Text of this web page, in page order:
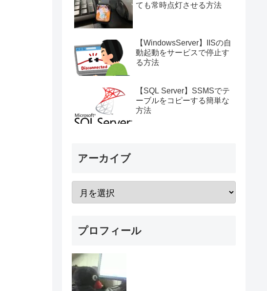
ても常時点灯させる方法
【WindowsServer】IISの自
動起動をサービスで停止す
る方法
【SQL Server】SSMSでテ
ーブルをコピーする簡単な
方法
アーカイブ
プロフィール